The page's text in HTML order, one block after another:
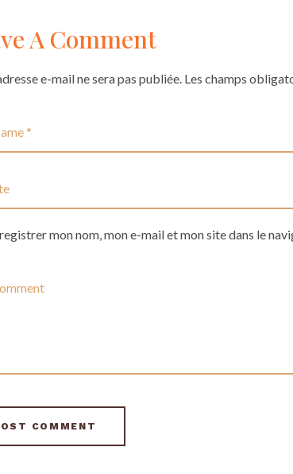
A Comment
e-mail ne sera pas publiée. Les champs
mon nom, mon e-mail et mon site dans le